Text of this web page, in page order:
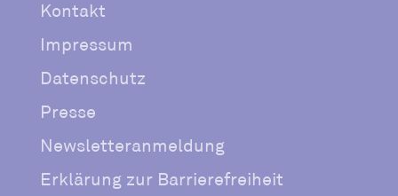
Kontakt
Impressum
Datenschutz
Presse
Newsletteranmeldung
Erklärung zur Barrierefreiheit